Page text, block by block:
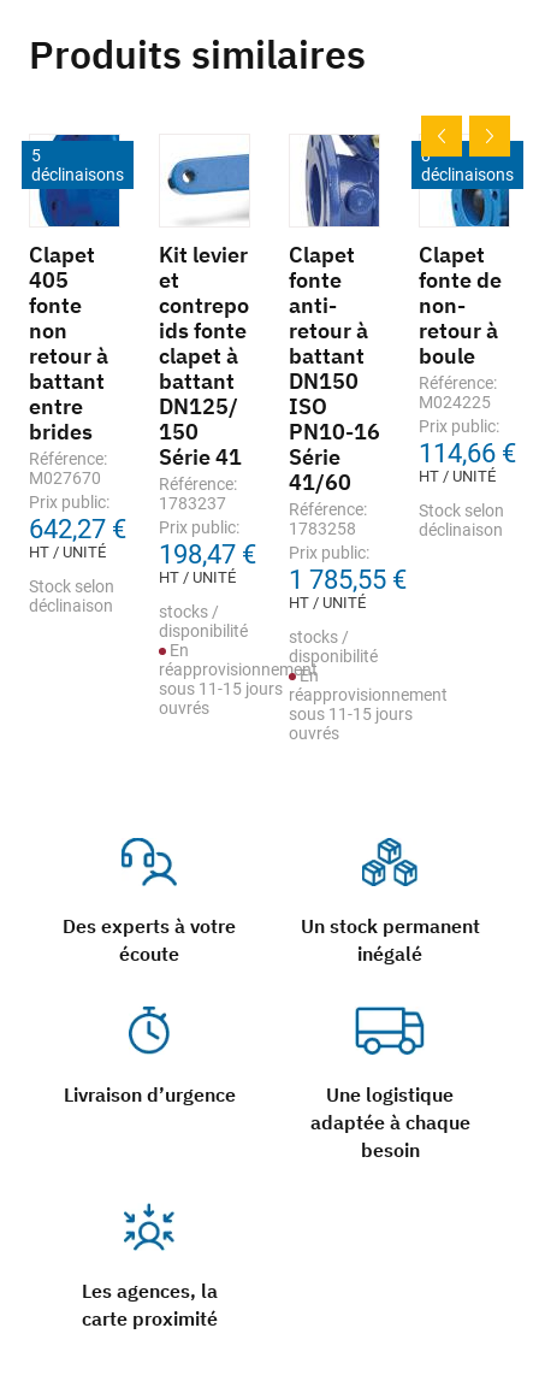
Des experts à votre
écoute
Un stock permanent
inégalé
Livraison d’urgence
Une logistique
adaptée à chaque
besoin
Les agences, la
carte proximité
Produits similaires
5
déclinaisons
Clapet
405
fonte
non
retour à
battant
entre
brides
Référence:
M027670
Prix public:
642,27 €
HT / UNITÉ
Stock selon
déclinaison
Kit levier
et
contrepo
ids fonte
clapet à
battant
DN125/
150
Série 41
Référence:
1783237
Prix public:
198,47 €
HT / UNITÉ
stocks /
disponibilité
En
réapprovisionnement
sous 11-15 jours
ouvrés
Clapet
fonte
anti-
retour à
battant
DN150
ISO
PN10-16
Série
41/60
Référence:
1783258
Prix public:
1 785,55 €
HT / UNITÉ
stocks /
disponibilité
En
réapprovisionnement
sous 11-15 jours
ouvrés
8
déclinaisons
Clapet
fonte de
non-
retour à
boule
Référence:
M024225
Prix public:
114,66 €
HT / UNITÉ
Stock selon
déclinaison